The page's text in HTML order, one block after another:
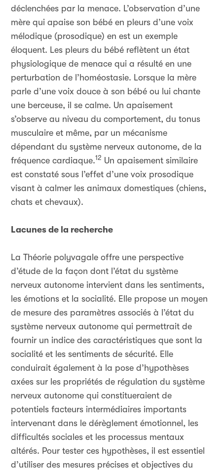
déclenchées par la menace. L’observation d’une
mère qui apaise son bébé en pleurs d’une voix
mélodique (prosodique) en est un exemple
éloquent. Les pleurs du bébé reflètent un état
physiologique de menace qui a résulté en une
perturbation de l’homéostasie. Lorsque la mère
parle d’une voix douce à son bébé ou lui chante
une berceuse, il se calme. Un apaisement
s’observe au niveau du comportement, du tonus
musculaire et même, par un mécanisme
dépendant du système nerveux autonome, de la
fréquence cardiaque.12 Un apaisement similaire
est constaté sous l’effet d’une voix prosodique
visant à calmer les animaux domestiques (chiens,
chats et chevaux).
Lacunes de la recherche
La Théorie polyvagale offre une perspective
d’étude de la façon dont l’état du système
nerveux autonome intervient dans les sentiments,
les émotions et la socialité. Elle propose un moyen
de mesure des paramètres associés à l’état du
système nerveux autonome qui permettrait de
fournir un indice des caractéristiques que sont la
socialité et les sentiments de sécurité. Elle
conduirait également à la pose d’hypothèses
axées sur les propriétés de régulation du système
nerveux autonome qui constitueraient de
potentiels facteurs intermédiaires importants
intervenant dans le dérèglement émotionnel, les
difficultés sociales et les processus mentaux
altérés. Pour tester ces hypothèses, il est essentiel
d’utiliser des mesures précises et objectives du